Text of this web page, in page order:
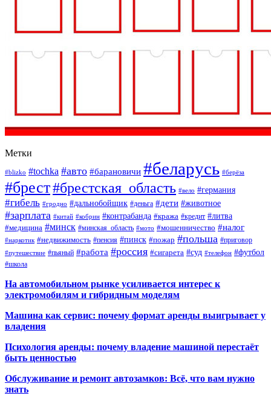
Метки
#blizko #tochka #авто #барановичи #беларусь #берёза
#брест#брестская_область #вело #германия
#гибель #гродно #дальнобойщик #деньга #дети #животное
#зарплата #китай #кобрин #контрабанда #кража #кредит #литва
#медицина #минск #минская_область #мото #мошенничество #налог
#наркотик #недвижимость #пенсия #пинск #пожар #польша #приговор
#путешествие #пьяный #работа #россия #сигарета #суд #телефон #футбол
#школа
На автомобильном рынке усиливается интерес к
электромобилям и гибридным моделям
Машина как сервис: почему формат аренды выигрывает у
владения
Психология аренды: почему владение машиной перестаёт
быть ценностью
Обслуживание и ремонт автозамков: Всё, что вам нужно
знать